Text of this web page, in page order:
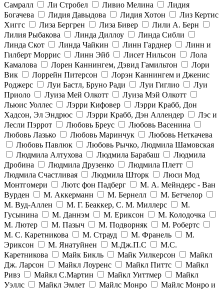
Самралл
Ли Стробел Ливио Мелина
Лидия
Богачева
Лидия Давыдова Лидия Хотон
Лиз Кертис
Хиггс
Лиза Бергрен Лиза Бивер
Лили А. Берн
Лилия Рыбакова
Линда Диллоу
Линда Сибли
Линда Скот
Линда Чайкин Линн Гарднер
Линн и
Гилберт Моррис
Линн Эйб Лисет Нильсон
Лола
Камалова
Лорен Каннингем, Дэвид Гамильтон
Лори
Вик
Лоррейн Питерсон
Лорэн Каннингем и Дженис
Роджерс
Луи Бастл, Бруно Ради Луи Гиглио
Луи
Приоло
Луиза Мей Олкотт
Луиза Мэй Олкотт
Льюис Уоллес
Лэрри Кифовер
Лэрри Крабб, Дон
Хадсон, Эл Эндрюс
Лэрри Крабб, Дэн Аллендер
Лэс и
Лесли Пэррот
Любовь Бреус
Любовь Васенина
Любовь Лазько
Любовь Маринчук
Любовь Неткачева
Любовь Павлюк
Любовь Рычко, Людмила Шамовская
Людмила Алтухова
Людмила Барабаш
Людмила
Дробина
Людмила Друзенко
Людмила Плетт
Людмила Счастливая
Людмила Шторк
Люси Мод
Монтгомери
Лютс фон Падберг
М. А. Мейндерс - Ван
Вурден
М. Аккерманн М. Бернелл
М. Бетчелор
М. Вуд-Аллен
М. Г. Беаккер, С. М. Миллерс
М.
Гусынина
М. Даннэм М. Ериксон
М. Колодочка
М. Лютер
М. Пазыч М. Подворняк
М. Робертс
М. С. Каретникова
М. Страуд М. Франель
М.
Эриксон
М. Янатуйнен М.Дж.П.С
М.С.
Каретникова
Майк Бикль Майк Уилкерсон
Майкл
Дж. Ларсон
Майкл Лоуренс Майкл Питтс
Майкл
Ривз
Майкл С.Мартин Майкл Уиттмер
Майкл
Уэллс
Майкл Эмлет Майлс Монро
Майлс Монро и